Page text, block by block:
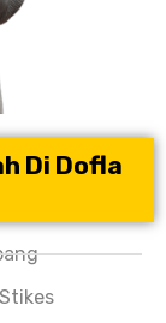
Di Dofla